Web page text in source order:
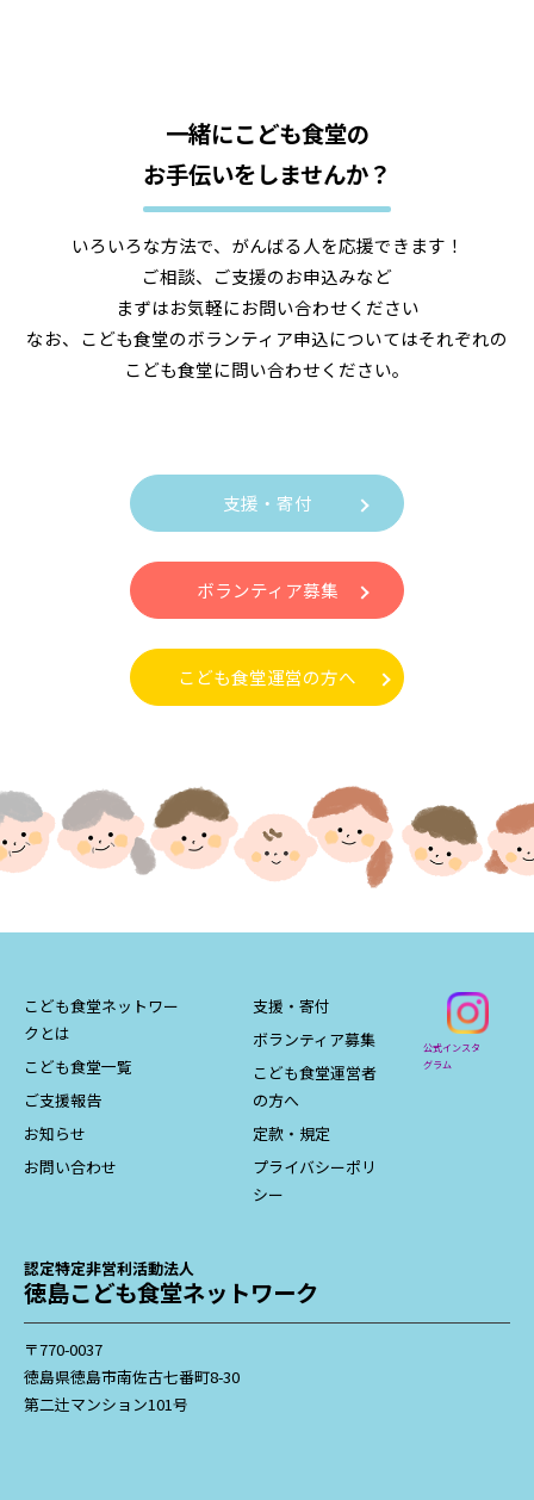
一緒にこども食堂の
お手伝いをしませんか？
いろいろな方法で、がんばる人を応援できます！
ご相談、ご支援のお申込みなど
まずはお気軽にお問い合わせください
なお、こども食堂のボランティア申込についてはそれぞれの
こども食堂に問い合わせください。
支援・寄付
ボランティア募集
こども食堂運営の方へ
こども食堂ネットワー
クとは
こども食堂一覧
ご支援報告
お知らせ
お問い合わせ
支援・寄付
ボランティア募集
こども食堂運営者
の方へ
定款・規定
プライバシーポリ
シー
公式インスタ
グラム
認定特定非営利活動法人
徳島こども食堂ネットワーク
〒770-0037
徳島県徳島市南佐古七番町8-30
第二辻マンション101号